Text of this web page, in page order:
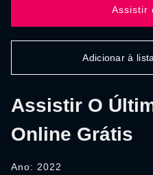
Assistir O
Online Grátis
Ano: 2022
Assistir
Adicionar à